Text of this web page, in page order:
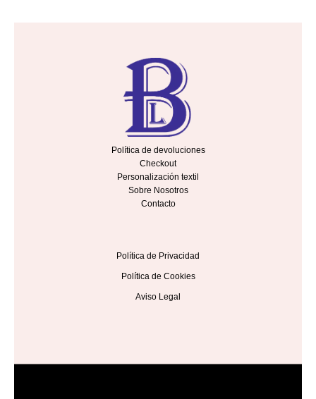
Política de devoluciones
Checkout
Personalización textil
Sobre Nosotros
Contacto
Política de Privacidad
Política de Cookies
Aviso Legal